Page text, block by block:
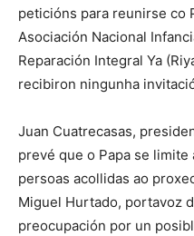
peticións para reunirse co
Asociación Nacional
Reparación Integral Ya
recibiron ningunha
Juan Cuatrecasas,
prevé que o Papa se
persoas acollidas ao
Miguel Hurtado, portavoz
preocupación por un